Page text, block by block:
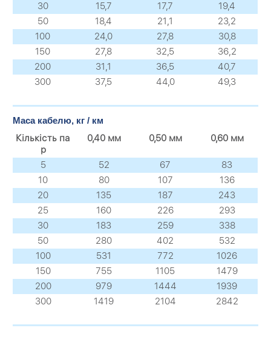
30
15,7 17,7
19,4
50
18,4 21,1
23,2
100
24,0 27,8
30,8
150
27,8 32,5
36,2
200
31,1 36,5
40,7
300
37,5 44,0 49,3
Маса кабелю, кг / км
Кількість па
р
0,40 мм 0,50 мм 0,60 мм
5 52 67
83
10
80 107
136
20
135 187
243
25
160 226
293
30
183 259
338
50
280 402
532
100
531 772
1026
150
755 1105
1479
200
979 1444
1939
300
1419 2104 2842